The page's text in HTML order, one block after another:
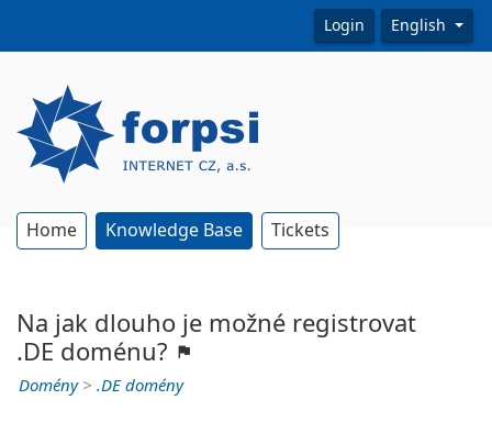
Login English
Home Knowledge Base Tickets
Na jak dlouho je možné registrovat
.DE doménu?
Domény> .DE domény